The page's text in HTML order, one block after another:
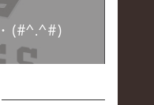
(#^.^#)